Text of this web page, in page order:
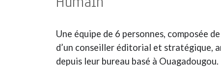
Une équipe de 6 personnes, composée
d’un conseiller éditorial et stratégique,
depuis leur bureau basé à Ouagadougou.